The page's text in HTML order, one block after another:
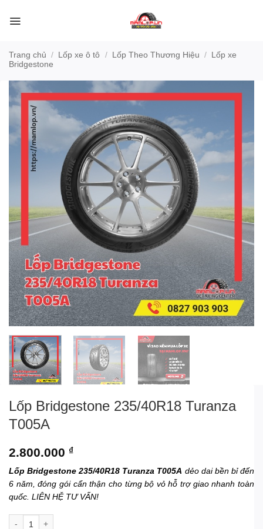
qua
Trang chủ / Lốp xe ô tô / Lốp Theo Thương Hiệu / Lốp xe
Bridgestone
Lốp Bridgestone 235/40R18 Turanza
T005A
2.800.000 ₫
Lốp Bridgestone 235/40R18 Turanza T005A dẻo dai bền bỉ đến
6 năm, đóng gói cẩn thận cho từng bộ vỏ hỗ trợ giao nhanh toàn
quốc. LIÊN HỆ TƯ VẤN!